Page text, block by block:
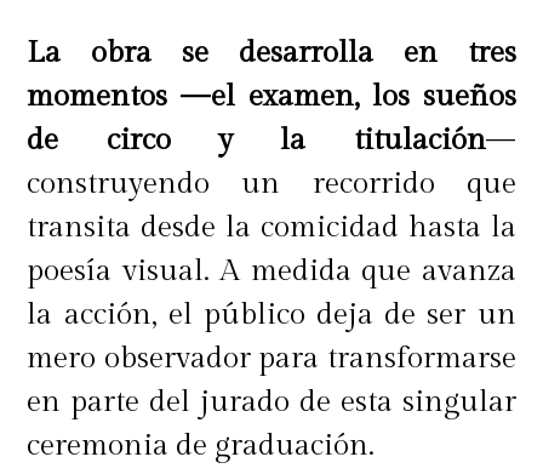
La obra se desarrolla en tres
momentos —el examen, los sueños
de circo y la titulación—
construyendo un recorrido que
transita desde la comicidad hasta la
poesía visual. A medida que avanza
la acción, el público deja de ser un
mero observador para transformarse
en parte del jurado de esta singular
ceremonia de graduación.